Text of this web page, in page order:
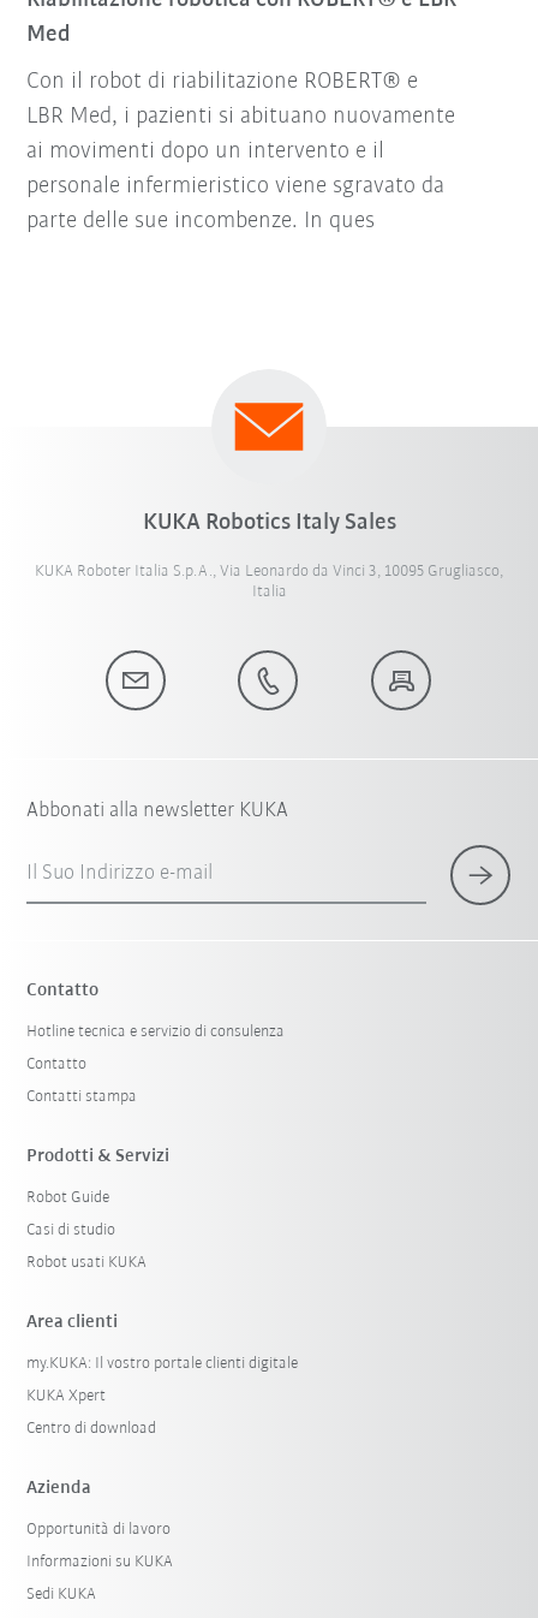
Med
Con il robot di riabilitazione ROBERT® e
LBR Med, i pazienti si abituano nuovamente
ai movimenti dopo un intervento e il
personale infermieristico viene sgravato da
parte delle sue incombenze. In ques
KUKA Robotics Italy Sales
KUKA Roboter Italia S.p.A., Via Leonardo da Vinci 3, 10095 Grugliasco,
Italia
Abbonati alla newsletter KUKA
Il Suo Indirizzo e-mail
Contatto
Hotline tecnica e servizio di consulenza
Contatto
Contatti stampa
Prodotti & Servizi
Robot Guide
Casi di studio
Robot usati KUKA
Area clienti
my.KUKA: Il vostro portale clienti digitale
KUKA Xpert
Centro di download
Azienda
Opportunità di lavoro
Informazioni su KUKA
Sedi KUKA